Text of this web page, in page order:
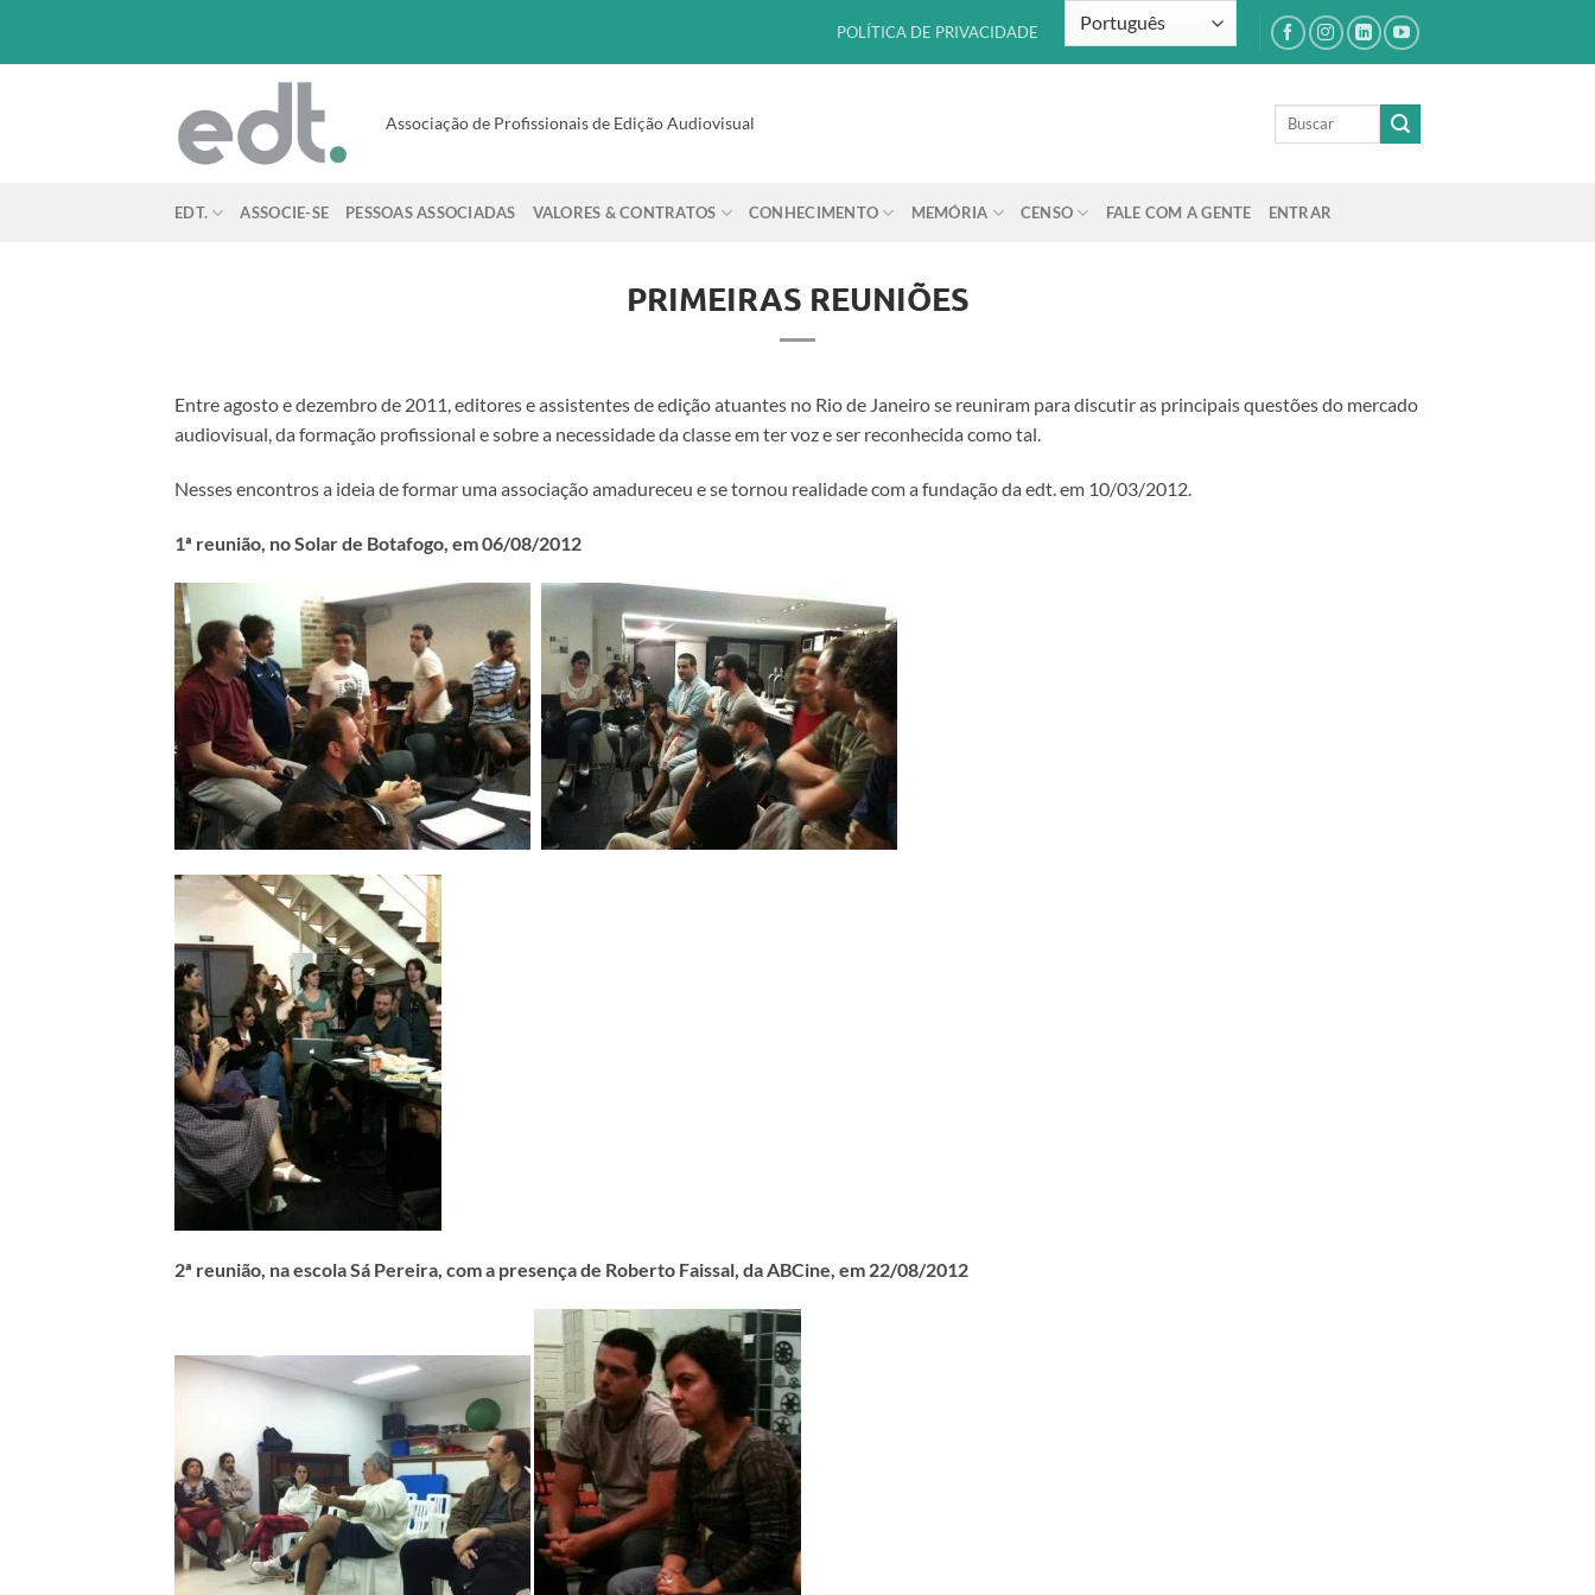
POLÍTICA DE PRIVACIDADE
Associação de Profissionais de Edição Audiovisual
EDT. ASSOCIE-SE PESSOAS ASSOCIADAS VALORES & CONTRATOS CONHECIMENTO MEMÓRIA CENSO FALE COM A GENTE ENTRAR
PRIMEIRAS REUNIÕES
Entre agosto e dezembro de 2011, editores e assistentes de edição atuantes no Rio de Janeiro se reuniram para discutir as principais questões do mercado
audiovisual, da formação profissional e sobre a necessidade da classe em ter voz e ser reconhecida como tal.
Nesses encontros a ideia de formar uma associação amadureceu e se tornou realidade com a fundação da edt. em 10/03/2012.
1ª reunião, no Solar de Botafogo, em 06/08/2012
2ª reunião, na escola Sá Pereira, com a presença de Roberto Faissal, da ABCine, em 22/08/2012